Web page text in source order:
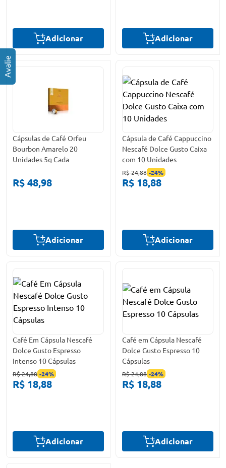
Adicionar Adicionar
Cápsulas de Café Orfeu
Bourbon Amarelo 20
Unidades 5g Cada
R$ 48,98
Adicionar
Cápsula de Café Cappuccino
Nescafé Dolce Gusto Caixa
com 10 Unidades
R$ 24,88 -24%
R$ 18,88
Adicionar
Café Em Cápsula Nescafé
Dolce Gusto Espresso
Intenso 10 Cápsulas
R$ 24,88 -24%
R$ 18,88
Adicionar
Café em Cápsula Nescafé
Dolce Gusto Espresso 10
Cápsulas
R$ 24,88 -24%
R$ 18,88
Adicionar